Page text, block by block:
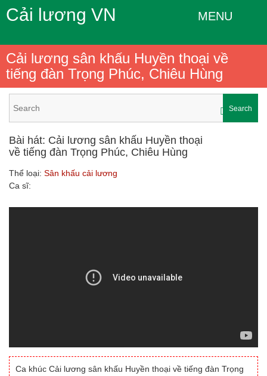
Cải lương VN MENU
Cải lương sân khấu Huyền thoại về
tiếng đàn Trọng Phúc, Chiêu Hùng
Search
Bài hát: Cải lương sân khấu Huyền thoại
về tiếng đàn Trọng Phúc, Chiêu Hùng
Thể loại: Sân khấu cải lương
Ca sĩ:
Ca khúc Cải lương sân khấu Huyền thoại về tiếng đàn Trọng